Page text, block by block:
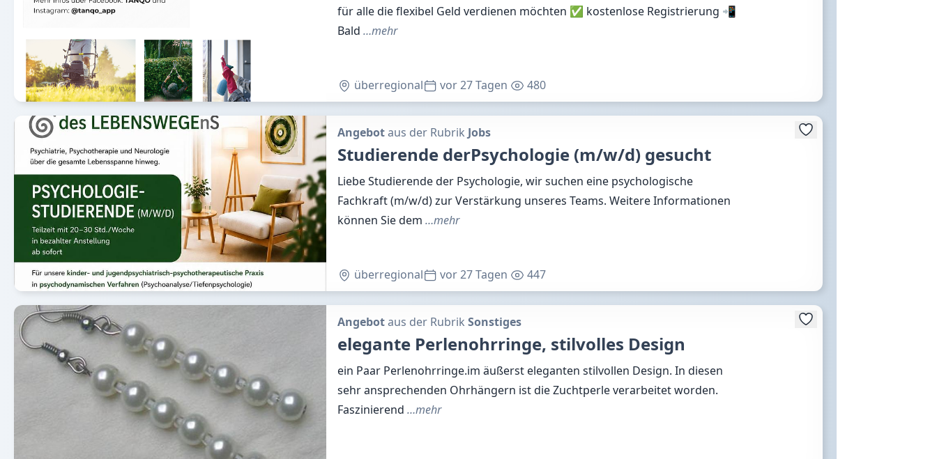
für alle die flexibel Geld verdienen möchten ✅ kostenlose Registrierung 📲
Bald …mehr
überregional vor 27 Tagen 480
Angebotaus der Rubrik Jobs
Studierende derPsychologie (m/w/d) gesucht
Liebe Studierende der Psychologie, wir suchen eine psychologische
Fachkraft (m/w/d) zur Verstärkung unseres Teams. Weitere Informationen
können Sie dem …mehr
überregional vor 27 Tagen 447
Angebotaus der Rubrik Sonstiges
elegante Perlenohrringe, stilvolles Design
ein Paar Perlenohrringe.im äußerst eleganten stilvollen Design. In diesen
sehr ansprechenden Ohrhängern ist die Zuchtperle verarbeitet worden.
Faszinierend …mehr